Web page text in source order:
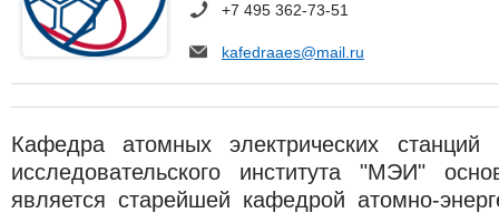
+7 495 362-73-51
kafedraaes@mail.ru
Кафедра атомных электрических
исследовательского института "МЭИ"
является старейшей кафедрой атомно-